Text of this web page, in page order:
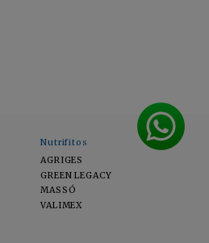
Nutrifitos
AGRIGES
GREEN LEGACY
MASSÓ
VALIMEX